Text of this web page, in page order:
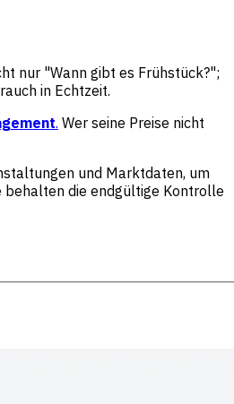
nur "Wann gibt es Frühstück?";
in Echtzeit.
. Wer seine Preise nicht
und Marktdaten, um
behalten die endgültige Kontrolle